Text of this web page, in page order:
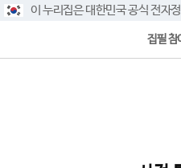
이 누리집은 대한민국 공식 전자
집필 참